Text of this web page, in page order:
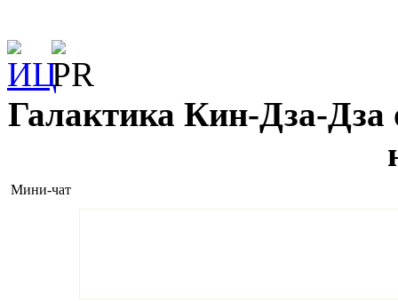
Галактика Кин-Дза-Дза
Мини-чат